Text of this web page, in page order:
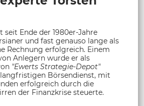
seit Ende der 1980er-Jahre
und fast genauso lange als
Rechnung erfolgreich. Einem
Anlegern wurde er als
"Ewerts Strategie-Depot"
Börsendienst, mit
erfolgreich durch die
der Finanzkrise steuerte.